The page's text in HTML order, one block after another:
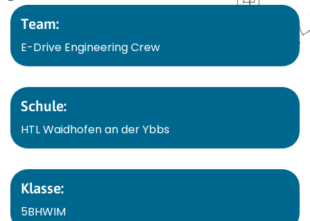
Team:
E-Drive Engineering Crew
Schule:
HTL Waidhofen an der Ybbs
Klasse:
5BHWIM